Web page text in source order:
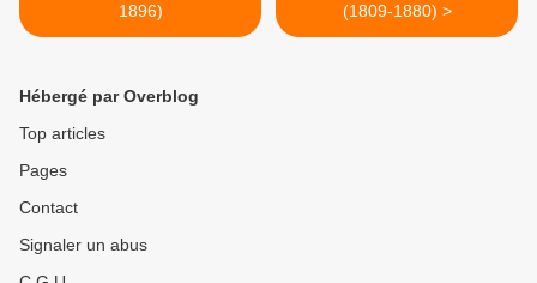
1896)
(1809-1880) >
Hébergé par Overblog
Top articles
Pages
Contact
Signaler un abus